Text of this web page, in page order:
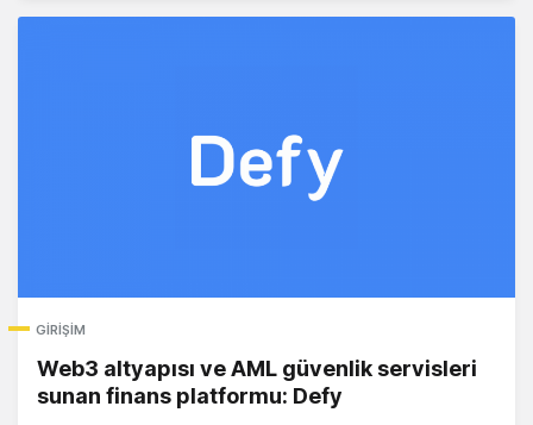
GIRIŞIM
Web3 altyapısı ve AML güvenlik servisleri
sunan finans platformu: Defy